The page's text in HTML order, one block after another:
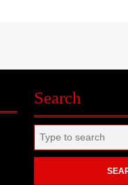
Search
for: